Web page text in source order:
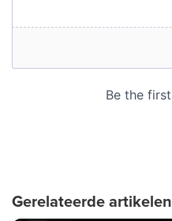
Gerelateerde artikelen